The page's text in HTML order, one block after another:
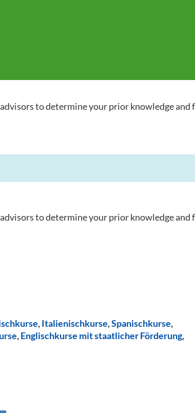
to determine your prior knowledge and
to determine your prior knowledge and
,Italienischkurse,Spanischkurse,
,Englischkurse mit staatlicher Förderung,